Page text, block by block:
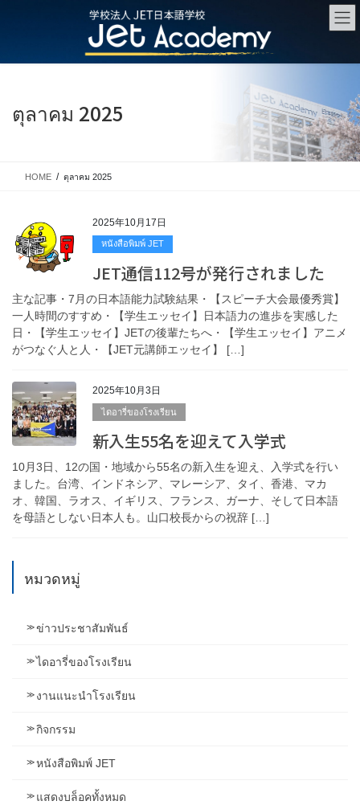
ตุลาคม 2025
HOME ตุลาคม 2025
2025年10月17日
หนังสือพิมพ์ JET
JET通信112号が発行されました
主な記事・7月の日本語能力試験結果・【スピーチ大会最優秀賞】
一人時間のすすめ・【学生エッセイ】日本語力の進歩を実感した
日・【学生エッセイ】JETの後輩たちへ・【学生エッセイ】アニメ
がつなぐ人と人・【JET元講師エッセイ】 […]
2025年10月3日
ไดอารี่ของโรงเรียน
新入生55名を迎えて入学式
10月3日、12の国・地域から55名の新入生を迎え、入学式を行い
ました。台湾、インドネシア、マレーシア、タイ、香港、マカ
オ、韓国、ラオス、イギリス、フランス、ガーナ、そして日本語
を母語としない日本人も。山口校長からの祝辞 […]
หมวดหมู่
ข่าวประชาสัมพันธ์
ไดอารี่ของโรงเรียน
งานแนะนำโรงเรียน
กิจกรรม
หนังสือพิมพ์ JET
แสดงบล็อคทั้งหมด